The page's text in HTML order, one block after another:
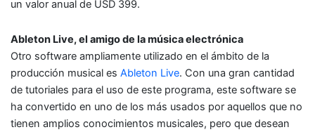
un valor anual de USD 399.
Ableton Live, el amigo de la música electrónica
Otro software ampliamente utilizado en el ámbito de la
producción musical es Ableton Live. Con una gran cantidad
de tutoriales para el uso de este programa, este software se
ha convertido en uno de los más usados por aquellos que no
tienen amplios conocimientos musicales, pero que desean